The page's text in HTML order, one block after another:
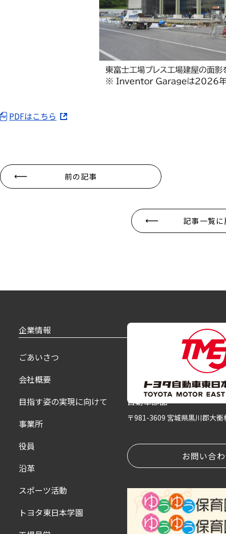
PDFはこちら
前の記事
記事一覧
企業情報
ごあいさつ
会社概要
目指す姿の実現に向けて
事業所
役員
沿革
スポーツ活動
トヨタ東日本学園
製品紹介
福祉車
自動車部品
〒981-3609 宮城県黒川郡大
お問い合